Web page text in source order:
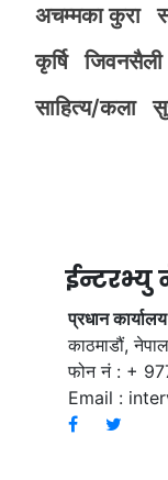
अचम्मका कुरा
कृर्षि
जिवनसैली
साहित्य/कला
प्रधान
काठमाडौं, नेपाल
फोन नं : +
Email :